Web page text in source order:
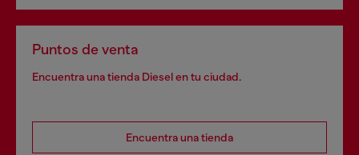
Puntos de venta
Encuentra una tienda Diesel en tu ciudad.
Encuentra una tienda